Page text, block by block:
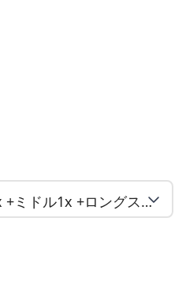
コーナー2x +アーム2x +ミドル1x +ロングスツール1x +テーブル